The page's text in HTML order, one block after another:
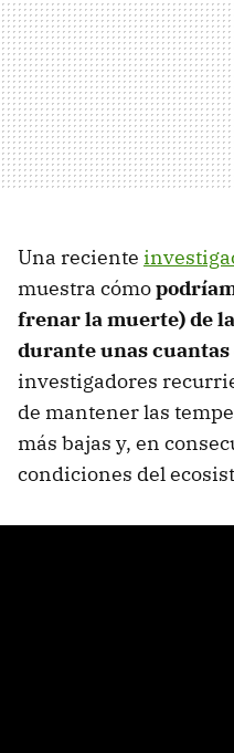
Una reciente
muestra cómo
frenar la muerte) de
durante unas cuantas
investigadores
de mantener las
más bajas y, en
condiciones del